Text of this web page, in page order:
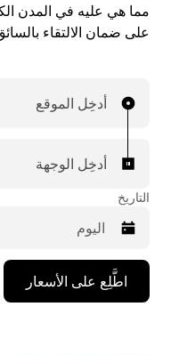
مما هي عليه في المدن
على ضمان الالتقاء
أدخِل الموقع
أدخِل الوجهة
التاريخ
اضغط
على
مفتاح
اطَّلِع على الأسعار